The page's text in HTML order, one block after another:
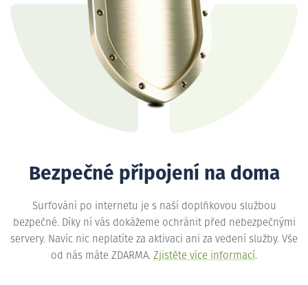
Bezpečné připojení na doma
Surfování po internetu je s naší doplňkovou službou
bezpečné. Díky ní vás dokážeme ochránit před nebezpečnými
servery. Navíc nic neplatíte za aktivaci ani za vedení služby. Vše
od nás máte ZDARMA. Zjistěte více informací.